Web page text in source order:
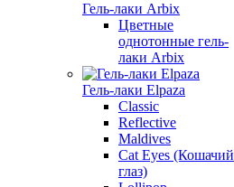
Гель-лаки Arbix
Цветные
однотонные гель-
лаки Arbix
Гель-лаки Elpaza
Classic
Reflective
Maldives
Cat Eyes (Кошачий
глаз)